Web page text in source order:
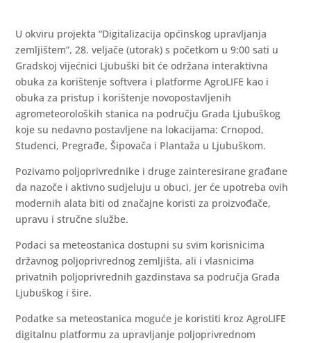
U okviru projekta “Digitalizacija općinskog upravljanja
zemljištem”, 28. veljače (utorak) s početkom u 9:00 sati u
Gradskoj vijećnici Ljubuški bit će održana interaktivna
obuka za korištenje softvera i platforme AgroLIFE kao i
obuka za pristup i korištenje novopostavljenih
agrometeoroloških stanica na području Grada Ljubuškog
koje su nedavno postavljene na lokacijama: Crnopod,
Studenci, Pregrađe, Šipovača i Plantaža u Ljubuškom.
Pozivamo poljoprivrednike i druge zainteresirane građane
da nazoče i aktivno sudjeluju u obuci, jer će upotreba ovih
modernih alata biti od značajne koristi za proizvođače,
upravu i stručne službe.
Podaci sa meteostanica dostupni su svim korisnicima
državnog poljoprivrednog zemljišta, ali i vlasnicima
privatnih poljoprivrednih gazdinstava sa područja Grada
Ljubuškog i šire.
Podatke sa meteostanica moguće je koristiti kroz AgroLIFE
digitalnu platformu za upravljanje poljoprivrednom